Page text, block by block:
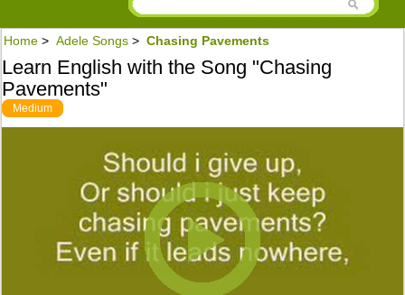
Home > Adele Songs > Chasing Pavements
Learn English with the Song "Chasing
Pavements"
Medium